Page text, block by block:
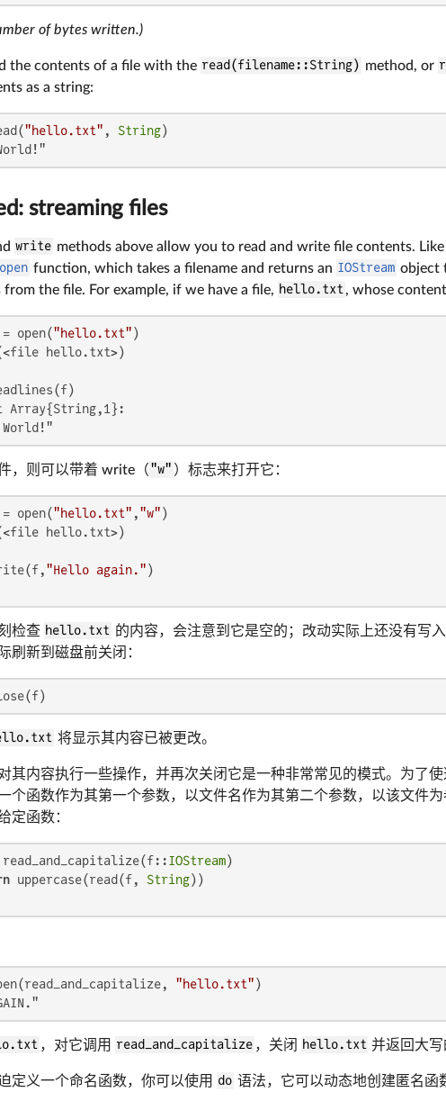
of bytes written.)
the contents of a file with the read(filename::String) method, or
as a string:
"hello.txt" , String
streaming files
write methods above allow you to read and write file contents.
open function, which takes a filename and returns an IOStream object
the file. For example, if we have a file, hello.txt, whose
open("hello.txt"
hello.txt>)
Array{String,1}:
，则可以带着 write（ "w" ）标志来打开它：
open("hello.txt" ,"w"
hello.txt>)
"Hello again."
检查 hello.txt 的内容，会注意到它是空的；改动实际上还没有写
刷新到磁盘前关闭：
将显示其内容已被更改。
其内容执行一些操作，并再次关闭它是一种非常常见的模式。为了使
个函数作为其第一个参数，以文件名作为其第二个参数，以该文件
定函数：
read_and_capitalize(f::IOStream)
uppercase(read(f, String
"hello.txt"
，对它调用 read_and_capitalize ，关闭 hello.txt 并返回大写
定义一个命名函数，你可以使用 do 语法，它可以动态地创建匿名函